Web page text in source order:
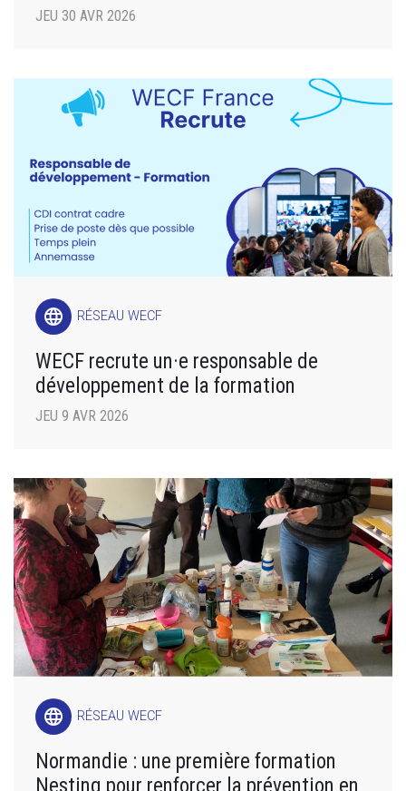
JEU 30 AVR 2026
language RÉSEAU WECF
WECF recrute un·e responsable de
développement de la formation
JEU 9 AVR 2026
language RÉSEAU WECF
Normandie : une première formation
Nesting pour renforcer la prévention en